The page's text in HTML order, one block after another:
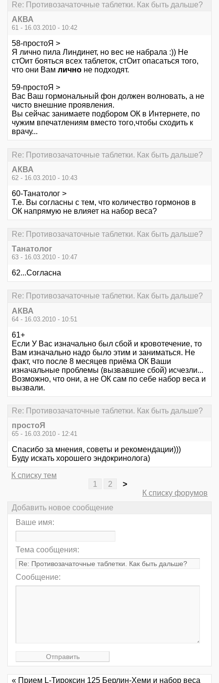
Re: Противозачаточные таблетки. Как быть дальше?
АКВА
61 - 16.03.2010 - 10:42
58-простоЯ >
Я лично пила Линдинет, но вес не набрала :)) Не
стОит бояться всех таблеток, стОит опасаться того,
что они Вам лично не подходят.
59-простоЯ >
Вас Ваш гормональный фон должен волновать, а не
чисто внешние проявления.
Вы сейчас занимаете подбором ОК в Интернете, по
чужим впечатлениям вместо того,чтобы сходить к
врачу...
Re: Противозачаточные таблетки. Как быть дальше?
АКВА
62 - 16.03.2010 - 10:43
60-Танатолог >
Т.е. Вы согласны с тем, что количество гормонов в
ОК напрямую не влияет на набор веса?
Re: Противозачаточные таблетки. Как быть дальше?
Танатолог
63 - 16.03.2010 - 10:47
62...Согласна
Re: Противозачаточные таблетки. Как быть дальше?
АКВА
64 - 16.03.2010 - 10:51
61+
Если У Вас изначально был сбой и кровотечение, то
Вам изначально надо было этим и заниматься. Не
факт, что после 8 месяцев приёма ОК Ваши
изначальные проблемы (вызвавшие сбой) исчезли...
Возможно, что они, а не ОК сам по себе набор веса и
вызвали.
Re: Противозачаточные таблетки. Как быть дальше?
простоЯ
65 - 16.03.2010 - 12:41
Спасибо за мнения, советы и рекомендации)))
Буду искать хорошего эндокринолога)
К списку тем
1
2
>
К списку форумов
Добавить новое сообщение
Ваше имя:
Тема сообщения:
Сообщение:
« Прием L-Тироксин 125 Берлин-Хеми и набор веса